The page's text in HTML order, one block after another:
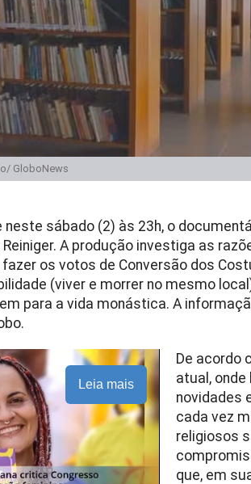
GloboNews
neste sábado (2) às 23h, o
A produção investiga as
fazer os votos de Conversão dos
(viver e morrer no mesmo
para a vida monástica. A
Leia mais
De acordo
atual,
novidades
cada vez
religiosos
que, em